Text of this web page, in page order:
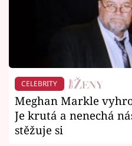
CELEBRITY
Meghan Markle
Je krutá a nenechá
stěžuje si